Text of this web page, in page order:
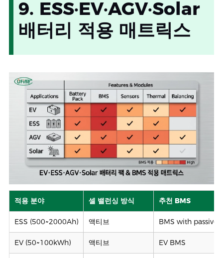
9. ESS·EV·AGV·Solar
배터리 적용 매트릭스
적용 분야 셀 밸런싱 방식 추천 BMS
ESS (500~2000Ah) 액티브 BMS with
EV (50~100kWh) 액티브 EV BMS